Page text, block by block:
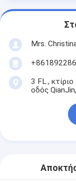
Mrs.
3 FL.,
οδός